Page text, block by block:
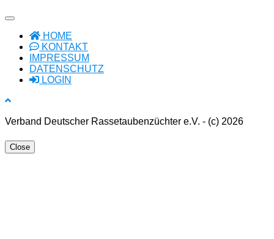
HOME
KONTAKT
IMPRESSUM
DATENSCHUTZ
LOGIN
Verband Deutscher Rassetaubenzüchter e.V. - (c) 2026
Close